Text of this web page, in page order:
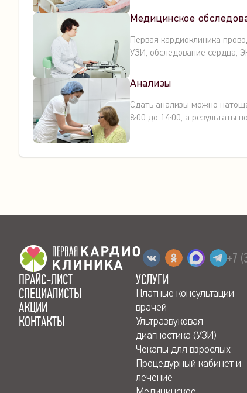
Медицинское
Первая кардиоклиника
УЗИ, обследование сердца,
Анализы
Сдать анализы можно
8:00 до 14:00, а результаты
+7
ПРАЙС-ЛИСТ
СПЕЦИАЛИСТЫ
АКЦИИ
КОНТАКТЫ
УСЛУГИ
Платные консультации
врачей
Ультразвуковая
диагностика (УЗИ)
Чекапы для взрослых
Процедурный кабинет и
лечение